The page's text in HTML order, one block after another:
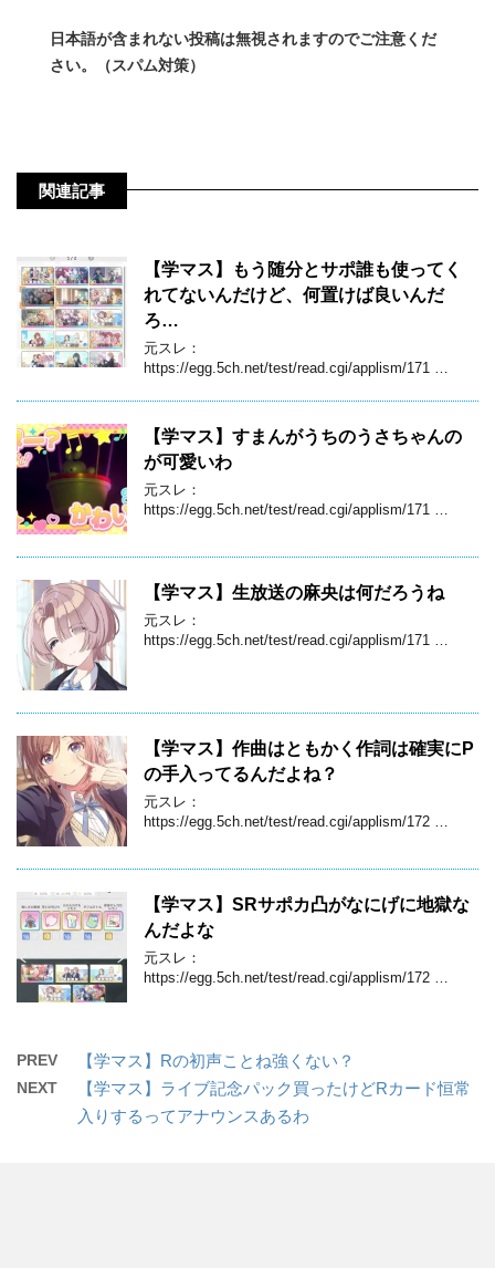
日本語が含まれない投稿は無視されますのでご注意くだ
さい。（スパム対策）
関連記事
【学マス】もう随分とサポ誰も使ってく
れてないんだけど、何置けば良いんだ
ろ…
元スレ：
https://egg.5ch.net/test/read.cgi/applism/171 …
【学マス】すまんがうちのうさちゃんの
が可愛いわ
元スレ：
https://egg.5ch.net/test/read.cgi/applism/171 …
【学マス】生放送の麻央は何だろうね
元スレ：
https://egg.5ch.net/test/read.cgi/applism/171 …
【学マス】作曲はともかく作詞は確実にP
の手入ってるんだよね？
元スレ：
https://egg.5ch.net/test/read.cgi/applism/172 …
【学マス】SRサポカ凸がなにげに地獄な
んだよな
元スレ：
https://egg.5ch.net/test/read.cgi/applism/172 …
PREV 【学マス】Rの初声ことね強くない？
NEXT
【学マス】ライブ記念パック買ったけどRカード恒常
入りするってアナウンスあるわ